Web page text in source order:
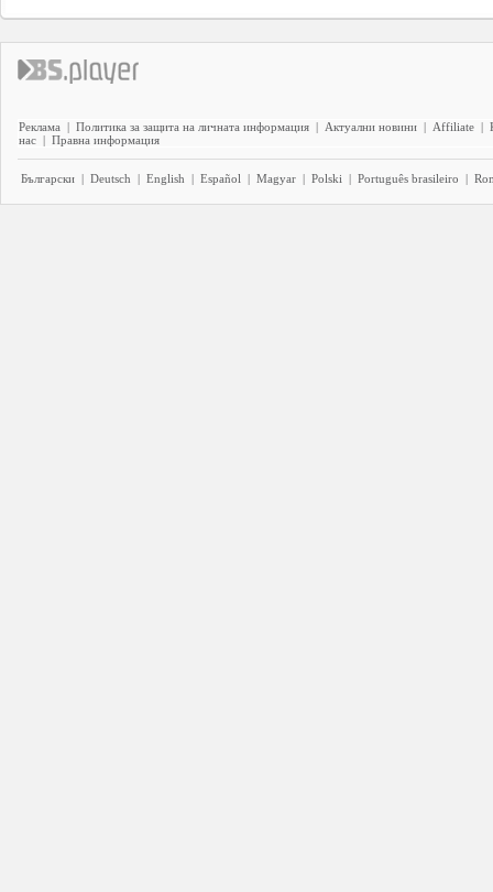
Реклама | Политика за защита на личната информация | Актуални новини | Affiliate |
нас | Правна информация
Български | Deutsch | English | Español | Magyar | Polski | Português brasileiro |